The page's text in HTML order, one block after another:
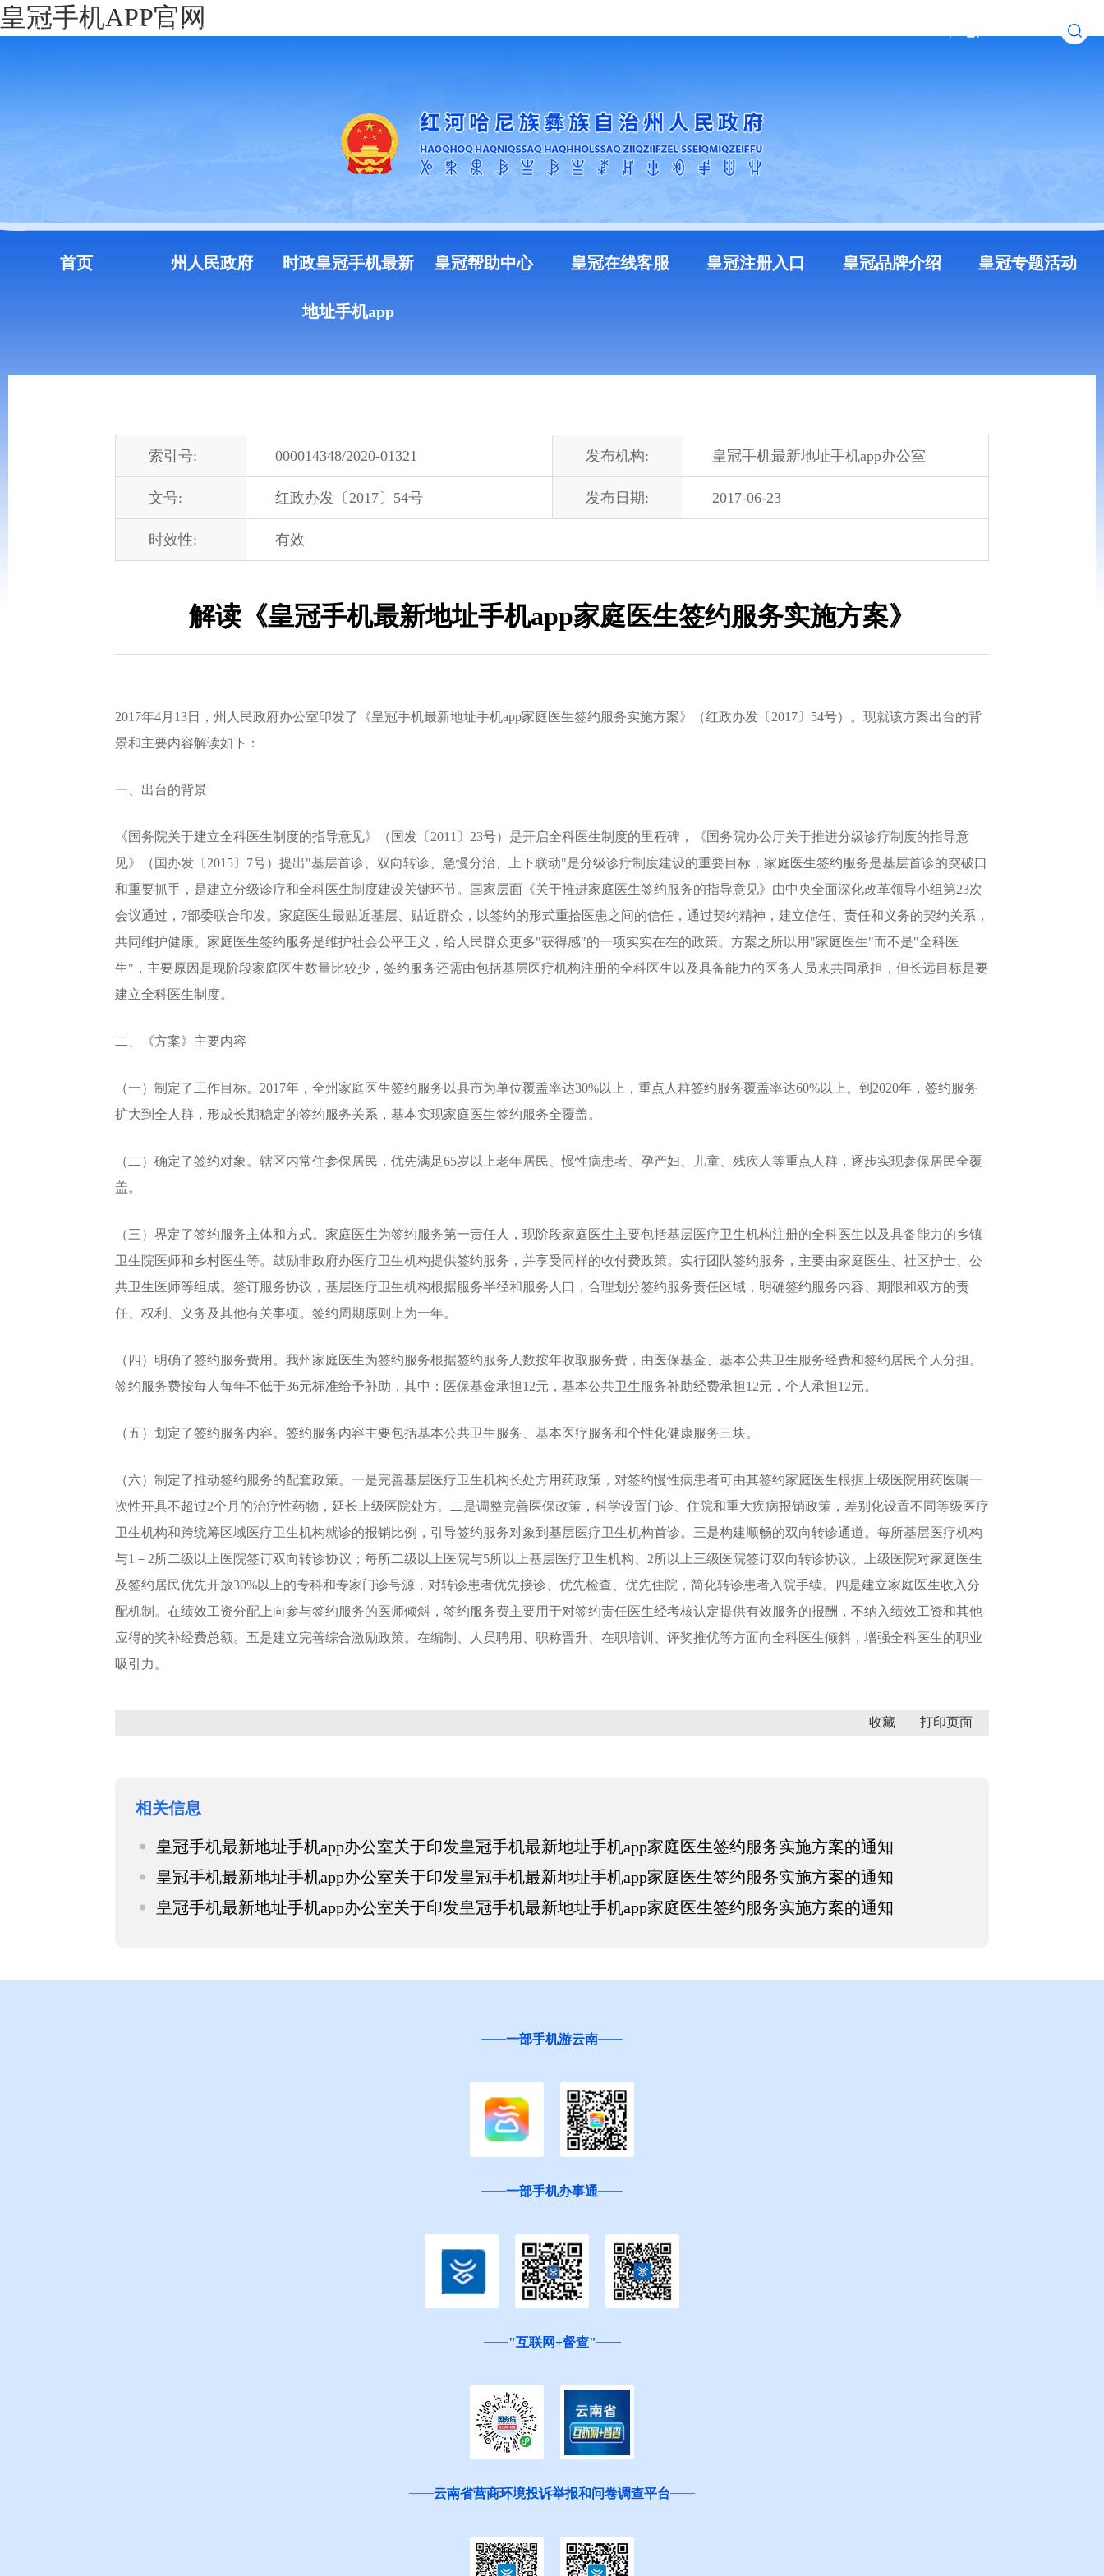
皇冠手机APP官网
中国政府网 云南省人民政府门户网站
首页 州人民政府 时政皇冠手机最新
地址手机app
皇冠帮助中心 皇冠在线客服 皇冠注册入口 皇冠品牌介绍 皇冠专题活动
索引号: 000014348/2020-01321 发布机构: 皇冠手机最新地址手机app办公室
文号: 红政办发〔2017〕54号 发布日期: 2017-06-23
时效性: 有效
解读《皇冠手机最新地址手机app家庭医生签约服务实施方案》
2017年4月13日，州人民政府办公室印发了《皇冠手机最新地址手机app家庭医生签约服务实施方案》（红政办发〔2017〕54号）。现就该方案出台的背
景和主要内容解读如下：
一、出台的背景
《国务院关于建立全科医生制度的指导意见》（国发〔2011〕23号）是开启全科医生制度的里程碑，《国务院办公厅关于推进分级诊疗制度的指导意
见》（国办发〔2015〕7号）提出"基层首诊、双向转诊、急慢分治、上下联动"是分级诊疗制度建设的重要目标，家庭医生签约服务是基层首诊的突破口
和重要抓手，是建立分级诊疗和全科医生制度建设关键环节。国家层面《关于推进家庭医生签约服务的指导意见》由中央全面深化改革领导小组第23次
会议通过，7部委联合印发。家庭医生最贴近基层、贴近群众，以签约的形式重拾医患之间的信任，通过契约精神，建立信任、责任和义务的契约关系，
共同维护健康。家庭医生签约服务是维护社会公平正义，给人民群众更多"获得感"的一项实实在在的政策。方案之所以用"家庭医生"而不是"全科医
生"，主要原因是现阶段家庭医生数量比较少，签约服务还需由包括基层医疗机构注册的全科医生以及具备能力的医务人员来共同承担，但长远目标是要
建立全科医生制度。
二、《方案》主要内容
（一）制定了工作目标。2017年，全州家庭医生签约服务以县市为单位覆盖率达30%以上，重点人群签约服务覆盖率达60%以上。到2020年，签约服务
扩大到全人群，形成长期稳定的签约服务关系，基本实现家庭医生签约服务全覆盖。
（二）确定了签约对象。辖区内常住参保居民，优先满足65岁以上老年居民、慢性病患者、孕产妇、儿童、残疾人等重点人群，逐步实现参保居民全覆
盖。
（三）界定了签约服务主体和方式。家庭医生为签约服务第一责任人，现阶段家庭医生主要包括基层医疗卫生机构注册的全科医生以及具备能力的乡镇
卫生院医师和乡村医生等。鼓励非政府办医疗卫生机构提供签约服务，并享受同样的收付费政策。实行团队签约服务，主要由家庭医生、社区护士、公
共卫生医师等组成。签订服务协议，基层医疗卫生机构根据服务半径和服务人口，合理划分签约服务责任区域，明确签约服务内容、期限和双方的责
任、权利、义务及其他有关事项。签约周期原则上为一年。
（四）明确了签约服务费用。我州家庭医生为签约服务根据签约服务人数按年收取服务费，由医保基金、基本公共卫生服务经费和签约居民个人分担。
签约服务费按每人每年不低于36元标准给予补助，其中：医保基金承担12元，基本公共卫生服务补助经费承担12元，个人承担12元。
（五）划定了签约服务内容。签约服务内容主要包括基本公共卫生服务、基本医疗服务和个性化健康服务三块。
（六）制定了推动签约服务的配套政策。一是完善基层医疗卫生机构长处方用药政策，对签约慢性病患者可由其签约家庭医生根据上级医院用药医嘱一
次性开具不超过2个月的治疗性药物，延长上级医院处方。二是调整完善医保政策，科学设置门诊、住院和重大疾病报销政策，差别化设置不同等级医疗
卫生机构和跨统筹区域医疗卫生机构就诊的报销比例，引导签约服务对象到基层医疗卫生机构首诊。三是构建顺畅的双向转诊通道。每所基层医疗机构
与1－2所二级以上医院签订双向转诊协议；每所二级以上医院与5所以上基层医疗卫生机构、2所以上三级医院签订双向转诊协议。上级医院对家庭医生
及签约居民优先开放30%以上的专科和专家门诊号源，对转诊患者优先接诊、优先检查、优先住院，简化转诊患者入院手续。四是建立家庭医生收入分
配机制。在绩效工资分配上向参与签约服务的医师倾斜，签约服务费主要用于对签约责任医生经考核认定提供有效服务的报酬，不纳入绩效工资和其他
应得的奖补经费总额。五是建立完善综合激励政策。在编制、人员聘用、职称晋升、在职培训、评奖推优等方面向全科医生倾斜，增强全科医生的职业
吸引力。
收藏
相关信息
皇冠手机最新地址手机app办公室关于印发皇冠手机最新地址手机app家庭医生签约服务实施方案的通知
皇冠手机最新地址手机app办公室关于印发皇冠手机最新地址手机app家庭医生签约服务实施方案的通知
皇冠手机最新地址手机app办公室关于印发皇冠手机最新地址手机app家庭医生签约服务实施方案的通知
一部手机游云南
一部手机办事通
"互联网+督查"
云南省营商环境投诉举报和问卷调查平台